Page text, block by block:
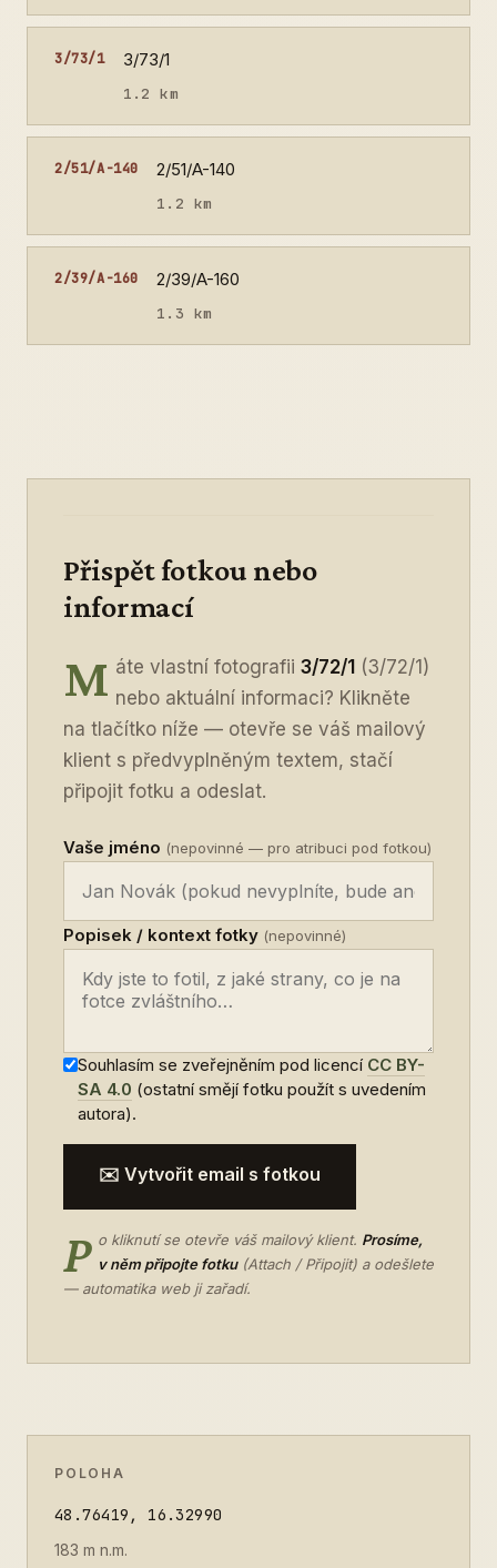
3/73/1 3/73/1
1.2 km
2/51/A-140 2/51/A-140
1.2 km
2/39/A-160 2/39/A-160
1.3 km
Přispět fotkou nebo
informací
M áte vlastní fotografii 3/72/1(3/72/1)
nebo aktuální informaci? Klikněte
na tlačítko níže — otevře se váš mailový
klient s předvyplněným textem, stačí
připojit fotku a odeslat.
Vaše jméno (nepovinné — pro atribuci pod fotkou)
Popisek / kontext fotky (nepovinné)
Souhlasím se zveřejněním pod licencí CC BY-
SA 4.0 (ostatní smějí fotku použít s uvedením
autora).
✉️ Vytvořit email s fotkou
P o kliknutí se otevře váš mailový klient. Prosíme,
v něm připojte fotku(Attach / Připojit) a odešlete
— automatika web ji zařadí.
POLOHA
48.76419, 16.32990
183 m n.m.